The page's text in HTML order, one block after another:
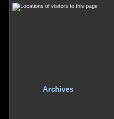
Archives